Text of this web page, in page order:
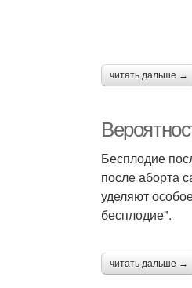
читать дальше →
Бесплодие
после аборта
уделяют
бесплодие".
читать дальше →